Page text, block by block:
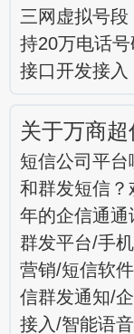
三网虚拟号
持20万电话
接口开发接入
关于万商超
短信公司平
和群发短信
年的企信通
群发平台/手
营销/短信软
信群发通知/
接入/智能语